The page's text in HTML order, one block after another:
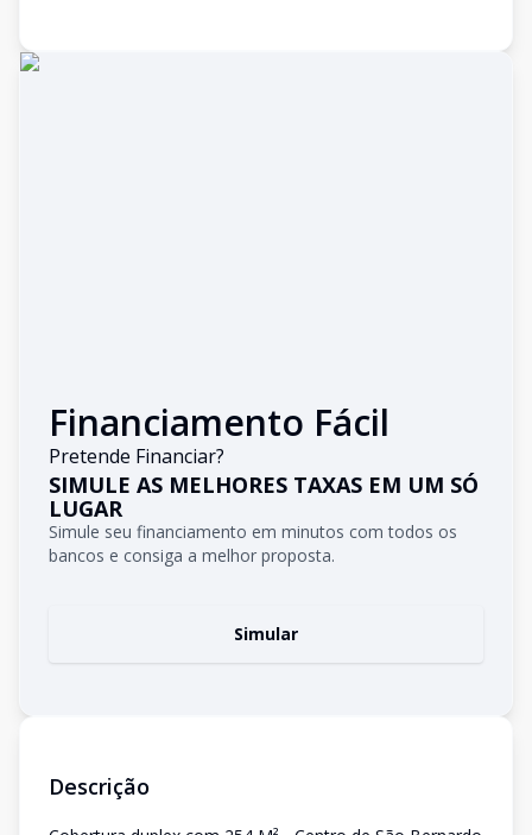
Financiamento Fácil
Pretende Financiar?
SIMULE AS MELHORES TAXAS EM UM SÓ
LUGAR
Simule seu financiamento em minutos com todos os
bancos e consiga a melhor proposta.
Simular
Descrição